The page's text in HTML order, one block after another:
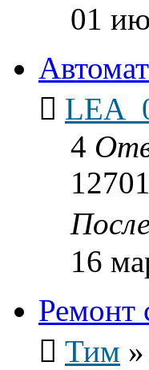
01
4
12701
16
Ремонт
Тим »